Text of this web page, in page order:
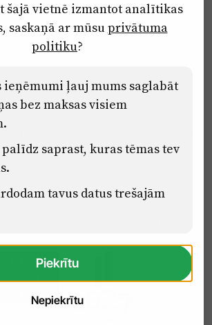
un noturības mehānisma plāna
investīciju virziena “Uzņēmumu digitālā
2.2.1.5.i. investīcijas “Mediju nozares
transformācijas veicināšana” pasākuma
speciālistu digitālās kompetences un
projektā Latvijas Mediju nozares
centrs (2.2.1.5.i.0/2/24/A/CFLA/001).
šajā vietnē izmantot analītikas
saskaņā ar mūsuprivātuma
politiku?
ieņēmumi ļauj mums saglabāt
bez maksas visiem
saprast, kuras tēmas tev
tavus datus trešajām
Piekrītu
Nepiekrītu